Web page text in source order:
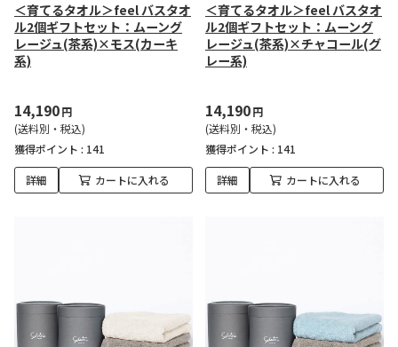
＜育てるタオル＞feel バスタオ
ル2個ギフトセット：ムーング
レージュ(茶系)×モス(カーキ
系)
14,190円
(送料別・税込)
獲得ポイント : 141
詳細 カートに入れる
＜育てるタオル＞feel バスタオ
ル2個ギフトセット：ムーング
レージュ(茶系)×チャコール(グ
レー系)
14,190円
(送料別・税込)
獲得ポイント : 141
詳細 カートに入れる